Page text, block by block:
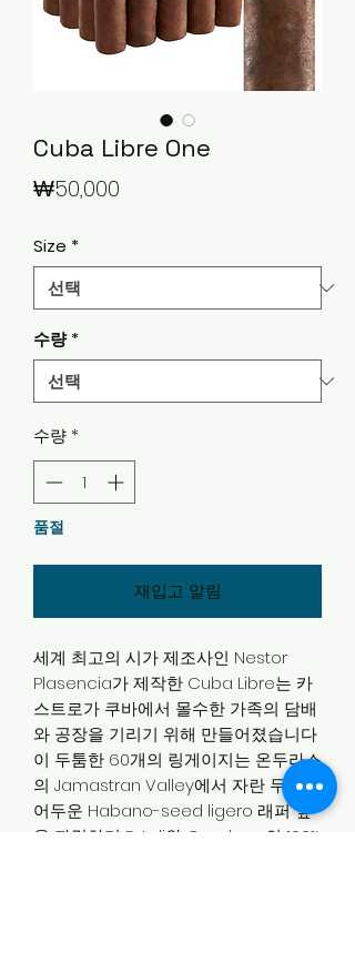
Cuba Libre One
₩50,000
Size *
수량 *
수량*
품절
재입고 알림
세계 최고의 시가 제조사인 Nestor
Plasencia가 제작한 Cuba Libre는 카
스트로가 쿠바에서 몰수한 가족의 담배
와 공장을 기리기 위해 만들어졌습니다
이 두툼한 60개의 링게이지는 온두라스
의 Jamastran Valley에서 자란 두껍고
어두운 Habano-seed ligero 래퍼 잎
을 자랑하며 Esteli와 Condega의 100%